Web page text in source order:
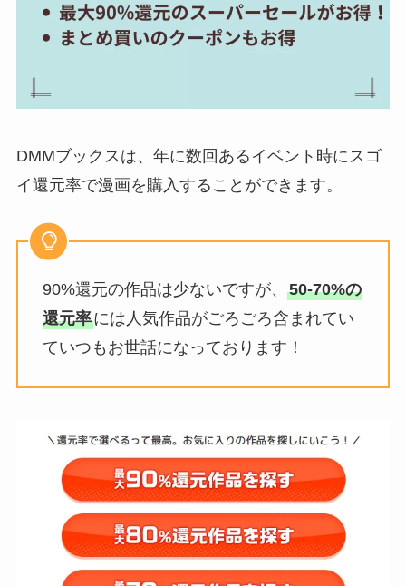
DMMブックスは、年に数回あるイベント時にスゴ
イ還元率で漫画を購入することができます。
90%還元の作品は少ないですが、 50-70%の
還元率には人気作品がごろごろ含まれてい
ていつもお世話になっております！